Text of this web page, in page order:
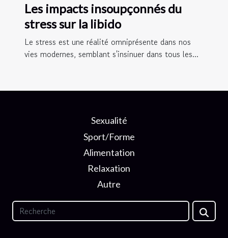
Les impacts insoupçonnés du
stress sur la libido
Le stress est une réalité omniprésente dans nos
vies modernes, semblant s'insinuer dans tous les...
Sexualité
Sport/Forme
Alimentation
Relaxation
Autre